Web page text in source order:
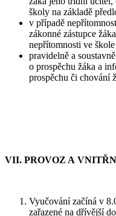
školy na základě
v případě
zákonné zástupce
nepřítomnosti ve škole
pravidelně a
o prospěchu žáka a
prospěchu či chování
VII. PROVOZ A
Vyučování začíná v
zařazené na dřívější